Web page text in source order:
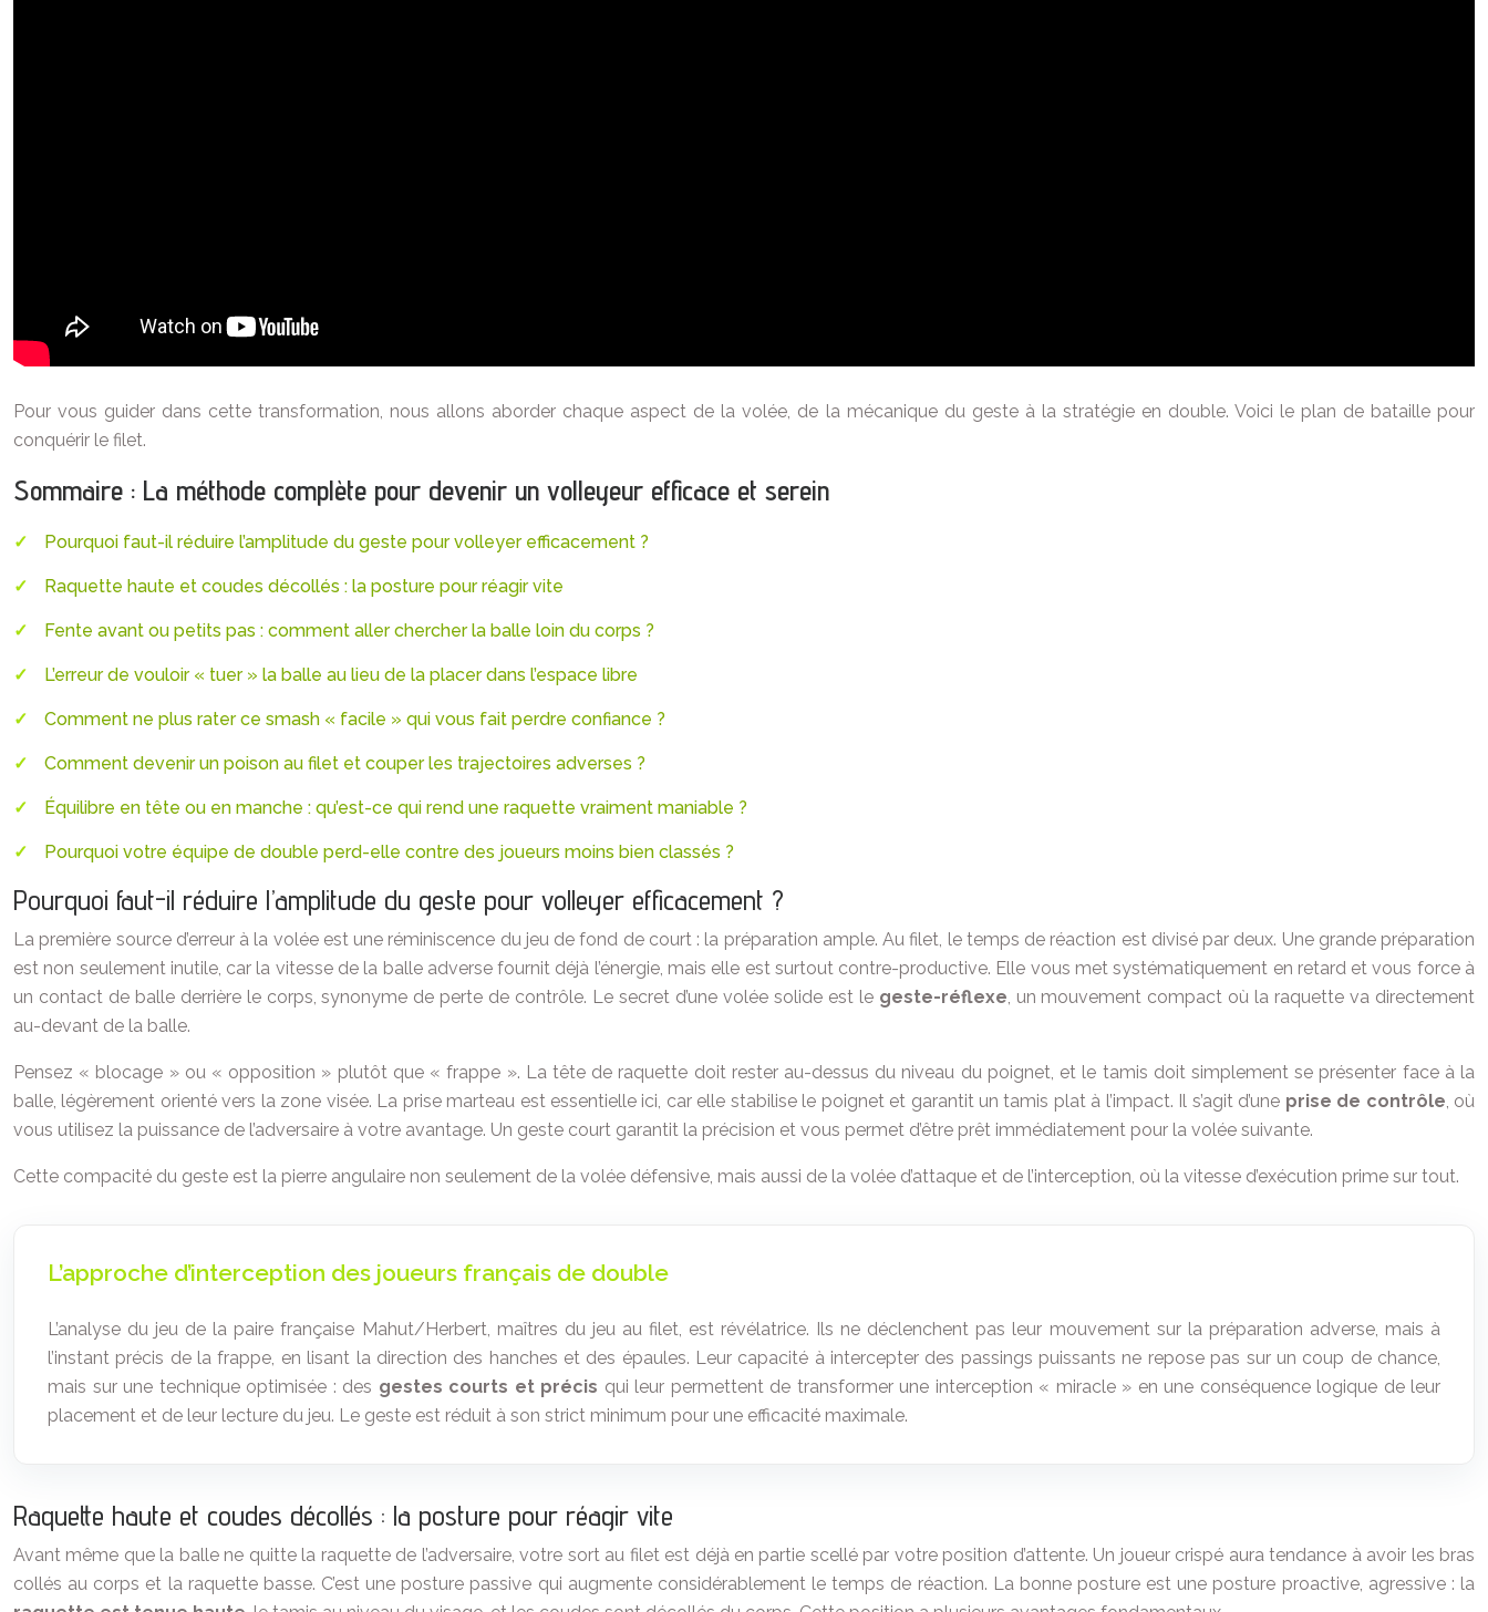
Pour vous guider dans cette transformation, nous allons aborder chaque aspect de la volée, de la mécanique du geste à la stratégie en double. Voici le plan de bataille pour
conquérir le filet.
Sommaire : La méthode complète pour devenir un volleyeur efficace et serein
Pourquoi faut-il réduire l’amplitude du geste pour volleyer efficacement ?
Raquette haute et coudes décollés : la posture pour réagir vite
Fente avant ou petits pas : comment aller chercher la balle loin du corps ?
L’erreur de vouloir « tuer » la balle au lieu de la placer dans l’espace libre
Comment ne plus rater ce smash « facile » qui vous fait perdre confiance ?
Comment devenir un poison au filet et couper les trajectoires adverses ?
Équilibre en tête ou en manche : qu’est-ce qui rend une raquette vraiment maniable ?
Pourquoi votre équipe de double perd-elle contre des joueurs moins bien classés ?
Pourquoi faut-il réduire l’amplitude du geste pour volleyer efficacement ?
La première source d’erreur à la volée est une réminiscence du jeu de fond de court : la préparation ample. Au filet, le temps de réaction est divisé par deux. Une grande préparation
est non seulement inutile, car la vitesse de la balle adverse fournit déjà l’énergie, mais elle est surtout contre-productive. Elle vous met systématiquement en retard et vous force à
un contact de balle derrière le corps, synonyme de perte de contrôle. Le secret d’une volée solide est le geste-réflexe, un mouvement compact où la raquette va directement
au-devant de la balle.
Pensez « blocage » ou « opposition » plutôt que « frappe ». La tête de raquette doit rester au-dessus du niveau du poignet, et le tamis doit simplement se présenter face à la
balle, légèrement orienté vers la zone visée. La prise marteau est essentielle ici, car elle stabilise le poignet et garantit un tamis plat à l’impact. Il s’agit d’une prise de contrôle, où
vous utilisez la puissance de l’adversaire à votre avantage. Un geste court garantit la précision et vous permet d’être prêt immédiatement pour la volée suivante.
Cette compacité du geste est la pierre angulaire non seulement de la volée défensive, mais aussi de la volée d’attaque et de l’interception, où la vitesse d’exécution prime sur tout.
L’approche d’interception des joueurs français de double
L’analyse du jeu de la paire française Mahut/Herbert, maîtres du jeu au filet, est révélatrice. Ils ne déclenchent pas leur mouvement sur la préparation adverse, mais à
l’instant précis de la frappe, en lisant la direction des hanches et des épaules. Leur capacité à intercepter des passings puissants ne repose pas sur un coup de chance,
mais sur une technique optimisée : des gestes courts et précis qui leur permettent de transformer une interception « miracle » en une conséquence logique de leur
placement et de leur lecture du jeu. Le geste est réduit à son strict minimum pour une efficacité maximale.
Raquette haute et coudes décollés : la posture pour réagir vite
Avant même que la balle ne quitte la raquette de l’adversaire, votre sort au filet est déjà en partie scellé par votre position d’attente. Un joueur crispé aura tendance à avoir les bras
collés au corps et la raquette basse. C’est une posture passive qui augmente considérablement le temps de réaction. La bonne posture est une posture proactive, agressive : la